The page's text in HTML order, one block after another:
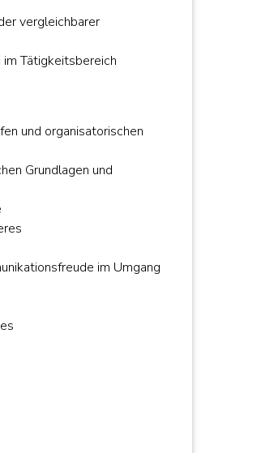
vergleichbarer
Tätigkeitsbereich
und organisatorischen
Grundlagen und
im Umgang